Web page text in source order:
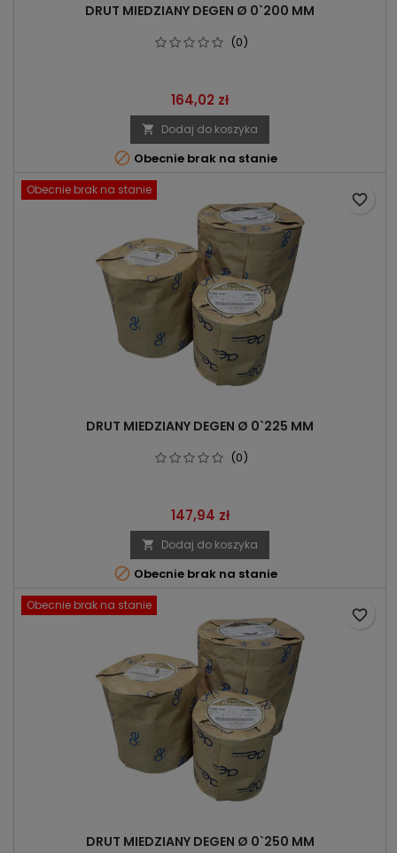
DRUT MIEDZIANY DEGEN Ø 0`200 MM
(0)
Cena
164,02 zł
 Dodaj do koszyka
 Obecnie brak na stanie
Obecnie brak na stanie
DRUT MIEDZIANY DEGEN Ø 0`225 MM
(0)
Cena
147,94 zł
 Dodaj do koszyka
 Obecnie brak na stanie
favorite_border
Obecnie brak na stanie
DRUT MIEDZIANY DEGEN Ø 0`250 MM
favorite_border